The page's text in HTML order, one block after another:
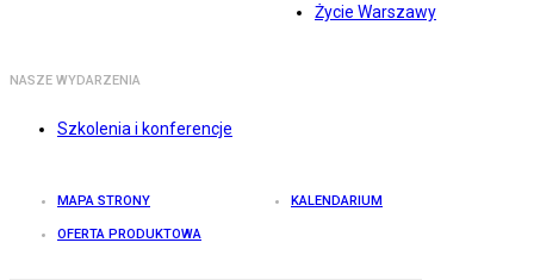
Życie Warszawy
NASZE WYDARZENIA
Szkolenia i konferencje
MAPA STRONY KALENDARIUM
OFERTA PRODUKTOWA